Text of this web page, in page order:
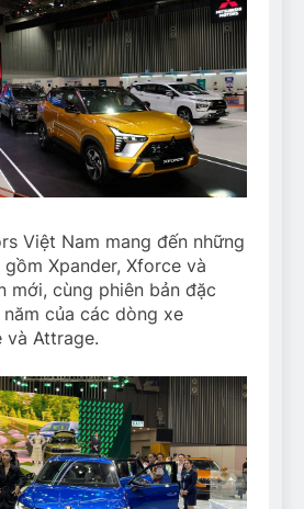
Việt Nam mang đến những
Xpander, Xforce và
mới, cùng phiên bản đặc
của các dòng xe
và Attrage.